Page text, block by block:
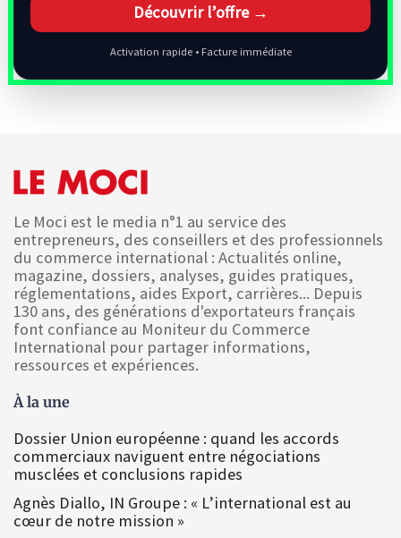
Découvrir l’offre →
Activation rapide • Facture immédiate
Le Moci est le media n°1 au service des
entrepreneurs, des conseillers et des professionnels
du commerce international : Actualités online,
magazine, dossiers, analyses, guides pratiques,
réglementations, aides Export, carrières... Depuis
130 ans, des générations d'exportateurs français
font confiance au Moniteur du Commerce
International pour partager informations,
ressources et expériences.
À la une
Dossier Union européenne : quand les accords
commerciaux naviguent entre négociations
musclées et conclusions rapides
Agnès Diallo, IN Groupe : « L’international est au
cœur de notre mission »